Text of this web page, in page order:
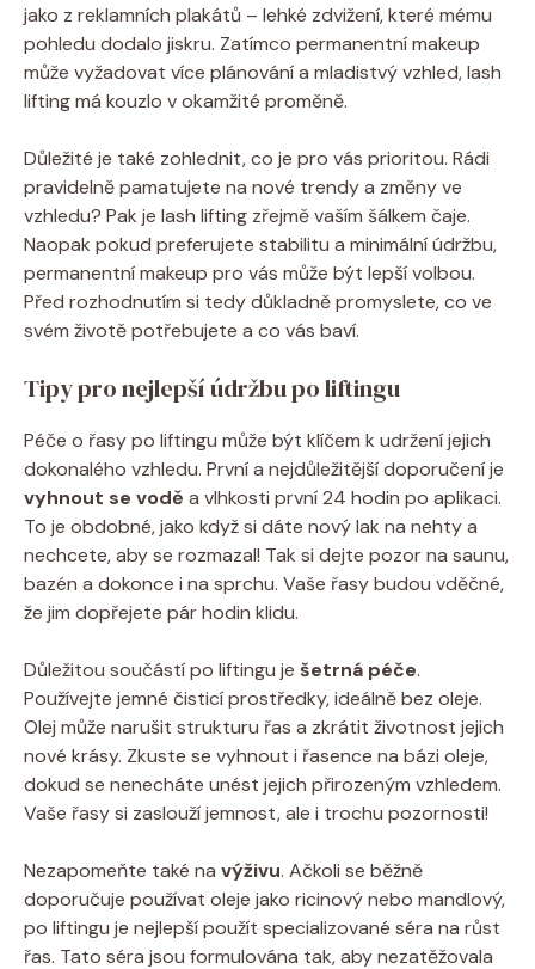
jako z reklamních plakátů – lehké zdvižení, které mému
pohledu dodalo jiskru. Zatímco permanentní makeup
může vyžadovat více plánování a mladistvý vzhled, lash
lifting má kouzlo v okamžité proměně.
Důležité je také zohlednit, co je pro vás prioritou. Rádi
pravidelně pamatujete na nové trendy a změny ve
vzhledu? Pak je lash lifting zřejmě vaším šálkem čaje.
Naopak pokud preferujete stabilitu a minimální údržbu,
permanentní makeup pro vás může být lepší volbou.
Před rozhodnutím si tedy důkladně promyslete, co ve
svém životě potřebujete a co vás baví.
Tipy pro nejlepší údržbu po liftingu
Péče o řasy po liftingu může být klíčem k udržení jejich
dokonalého vzhledu. První a nejdůležitější doporučení je
vyhnout se vodě a vlhkosti první 24 hodin po aplikaci.
To je obdobné, jako když si dáte nový lak na nehty a
nechcete, aby se rozmazal! Tak si dejte pozor na saunu,
bazén a dokonce i na sprchu. Vaše řasy budou vděčné,
že jim dopřejete pár hodin klidu.
Důležitou součástí po liftingu je šetrná péče.
Používejte jemné čisticí prostředky, ideálně bez oleje.
Olej může narušit strukturu řas a zkrátit životnost jejich
nové krásy. Zkuste se vyhnout i řasence na bázi oleje,
dokud se nenecháte unést jejich přirozeným vzhledem.
Vaše řasy si zaslouží jemnost, ale i trochu pozornosti!
Nezapomeňte také na výživu. Ačkoli se běžně
doporučuje používat oleje jako ricinový nebo mandlový,
po liftingu je nejlepší použít specializované séra na růst
řas. Tato séra jsou formulována tak, aby nezatěžovala